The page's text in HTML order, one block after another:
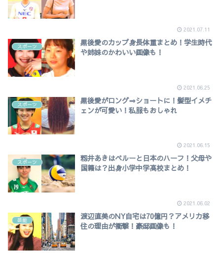
2021.07.11
スポーツ
黒後愛のカップ身長体重まとめ！学生時代
や姉妹のかわいい画像も！
2021.06.25
スポーツ
黒後愛がロング⇒ショートに！髪型イメチ
ェンが可愛い！私服もおしゃれ
2021.06.15
スポーツ
籾井あきはペルーと日本のハーフ！父母や
国籍は？出身小学中学高校まとめ！
2021.06.02
芸能
渡辺直美のNY自宅は70億円？アメリカ移
住の理由が衝撃！豪邸画像も！